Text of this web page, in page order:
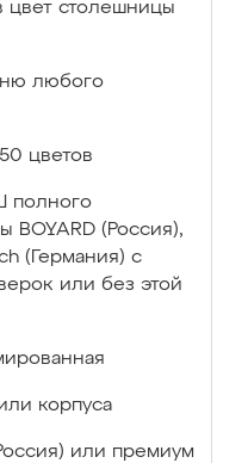
столешницы
любого
цветов
полного
BOYARD (Россия),
(Германия) с
или без этой
корпуса
или премиум